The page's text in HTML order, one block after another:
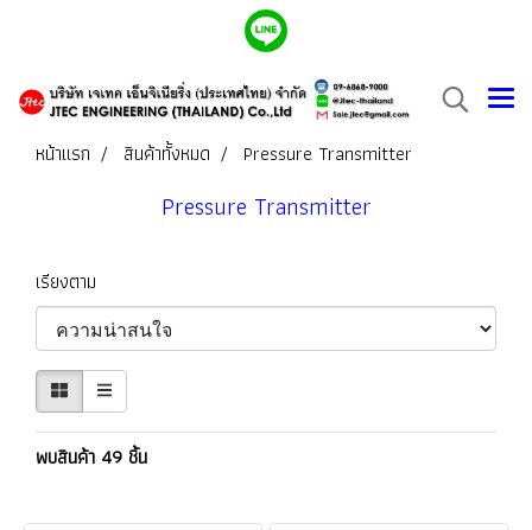
หน้าแรก สินค้าทั้งหมด Pressure Transmitter
Pressure Transmitter
เรียงตาม
พบสินค้า 49 ชิ้น